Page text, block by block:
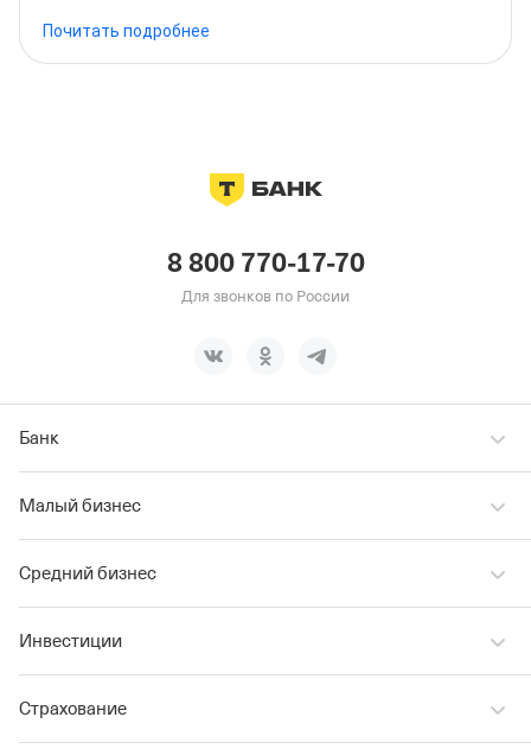
Почитать подробнее
8 800 770-17-70
Для звонков по России
Банк
Малый бизнес
Средний бизнес
Инвестиции
Страхование